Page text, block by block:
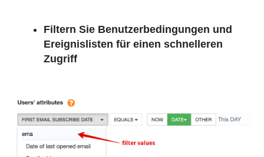
Filtern Sie Benutzerbedingungen und
Ereignislisten für einen schnelleren
Zugriff